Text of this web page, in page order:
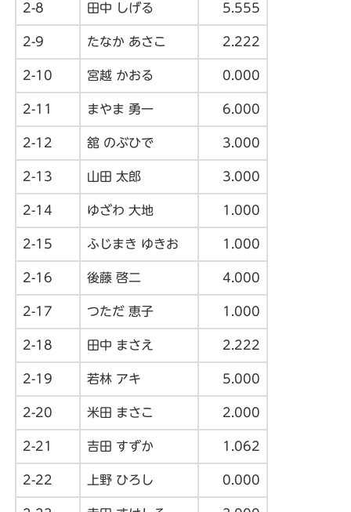
2-8 田中 しげる 5.555
2-9 たなか あさこ 2.222
2-10 宮越 かおる 0.000
2-11 まやま 勇一 6.000
2-12 舘 のぶひで 3.000
2-13 山田 太郎 3.000
2-14 ゆざわ 大地 1.000
2-15 ふじまき ゆきお 1.000
2-16 後藤 啓二 4.000
2-17 つただ 恵子 1.000
2-18 田中 まさえ 2.222
2-19 若林 アキ 5.000
2-20 米田 まさこ 2.000
2-21 吉田 すずか 1.062
2-22 上野 ひろし 0.000